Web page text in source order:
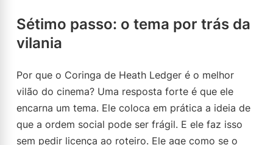
Sétimo passo: o tema por trás da
vilania
Por que o Coringa de Heath Ledger é o melhor
vilão do cinema? Uma resposta forte é que ele
encarna um tema. Ele coloca em prática a ideia de
que a ordem social pode ser frágil. E ele faz isso
sem pedir licença ao roteiro. Ele age como se o